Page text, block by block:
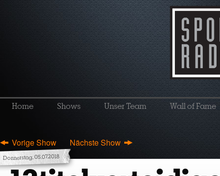
Home Shows Unser Team Wall of Fame
Vorige Show Nächste Show
Donnerstag, 05.07.2018